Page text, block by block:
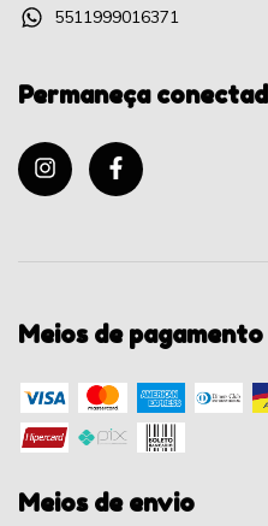
5511999016371
Permaneça
Meios de pagamento
Meios de envio